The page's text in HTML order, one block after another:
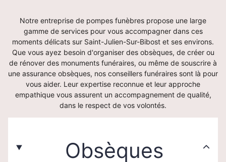
Notre entreprise de pompes funèbres propose une large
gamme de services pour vous accompagner dans ces
moments délicats sur Saint-Julien-Sur-Bibost et ses environs.
Que vous ayez besoin d'organiser des obsèques, de créer ou
de rénover des monuments funéraires, ou même de souscrire à
une assurance obsèques, nos conseillers funéraires sont là pour
vous aider. Leur expertise reconnue et leur approche
empathique vous assurent un accompagnement de qualité,
dans le respect de vos volontés.
Obsèques